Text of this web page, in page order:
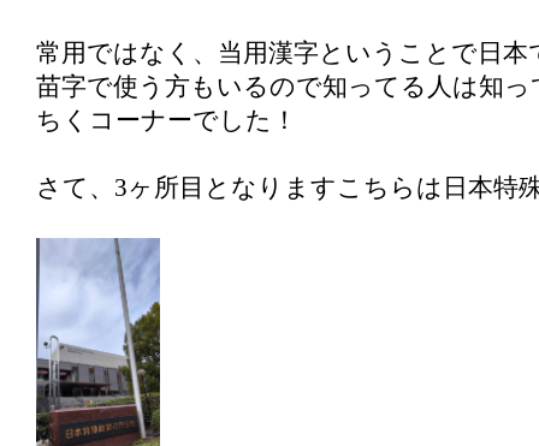
常用ではなく、当用漢字ということで日
苗字で使う方もいるので知ってる人は知
ちくコーナーでした！
さて、3ヶ所目となりますこちらは日本特